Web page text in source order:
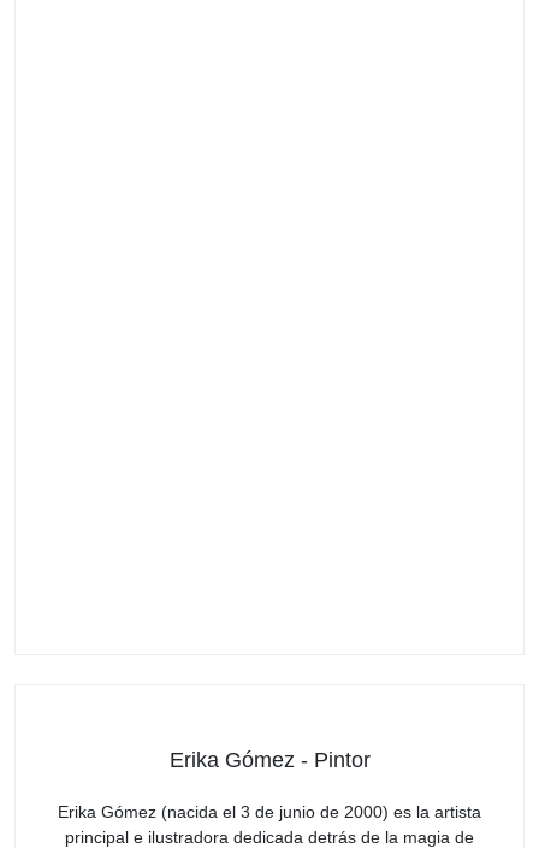
Erika Gómez - Pintor
Erika Gómez (nacida el 3 de junio de 2000) es la artista
principal e ilustradora dedicada detrás de la magia de